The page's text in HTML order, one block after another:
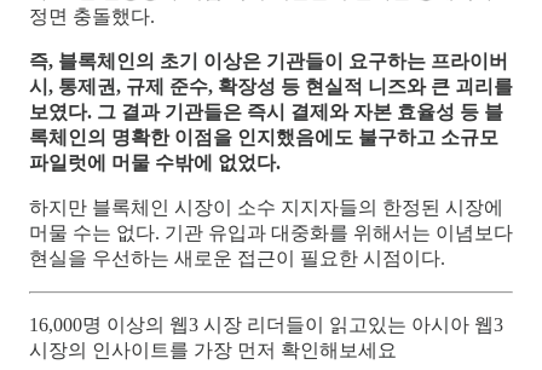
정면 충돌했다.
즉, 블록체인의 초기 이상은 기관들이 요구하는 프라이버
시, 통제권, 규제 준수, 확장성 등 현실적 니즈와 큰 괴리를
보였다. 그 결과 기관들은 즉시 결제와 자본 효율성 등 블
록체인의 명확한 이점을 인지했음에도 불구하고 소규모
파일럿에 머물 수밖에 없었다.
하지만 블록체인 시장이 소수 지지자들의 한정된 시장에
머물 수는 없다. 기관 유입과 대중화를 위해서는 이념보다
현실을 우선하는 새로운 접근이 필요한 시점이다.
16,000명 이상의 웹3 시장 리더들이 읽고있는 아시아 웹3
시장의 인사이트를 가장 먼저 확인해보세요